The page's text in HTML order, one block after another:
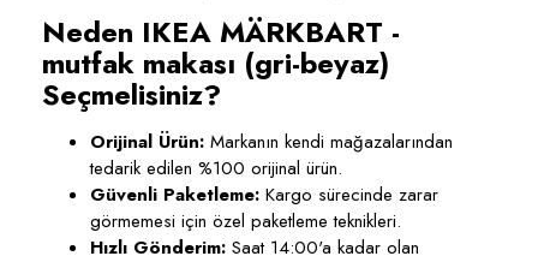
Neden IKEA MÄRKBART -
mutfak makası (gri-beyaz)
Seçmelisiniz?
Orijinal Ürün: Markanın kendi mağazalarından
tedarik edilen %100 orijinal ürün.
Güvenli Paketleme: Kargo sürecinde zarar
görmemesi için özel paketleme teknikleri.
Hızlı Gönderim: Saat 14:00'a kadar olan